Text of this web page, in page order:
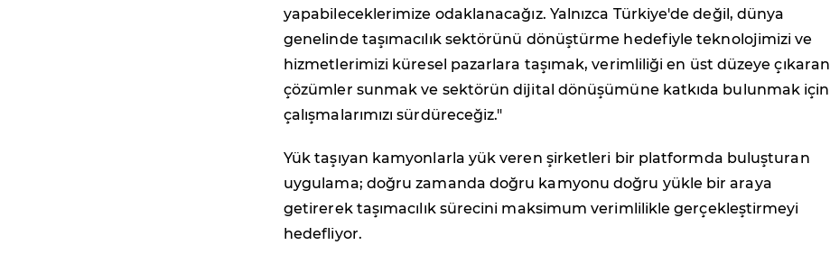
yapabileceklerimize odaklanacağız. Yalnızca Türkiye'de değil, dünya
genelinde taşımacılık sektörünü dönüştürme hedefiyle teknolojimizi ve
hizmetlerimizi küresel pazarlara taşımak, verimliliği en üst düzeye çıkaran
çözümler sunmak ve sektörün dijital dönüşümüne katkıda bulunmak için
çalışmalarımızı sürdüreceğiz."
Yük taşıyan kamyonlarla yük veren şirketleri bir platformda buluşturan
uygulama; doğru zamanda doğru kamyonu doğru yükle bir araya
getirerek taşımacılık sürecini maksimum verimlilikle gerçekleştirmeyi
hedefliyor.